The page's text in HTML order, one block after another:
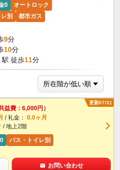
0
オートロック
別
都市ガス
9分
10分
駅 徒歩11分
更新07/31
共益費：6,000円）
/ 礼金： 0.0ヶ月
/ 地上2階
バス・トイレ別
お問い合わせ